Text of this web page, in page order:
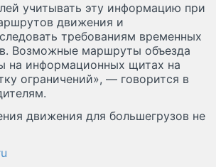
учитывать эту информацию при
движения и
требованиям временных
Возможные маршруты объезда
на информационных щитах на
ограничений», — говорится в
движения для большегрузов не